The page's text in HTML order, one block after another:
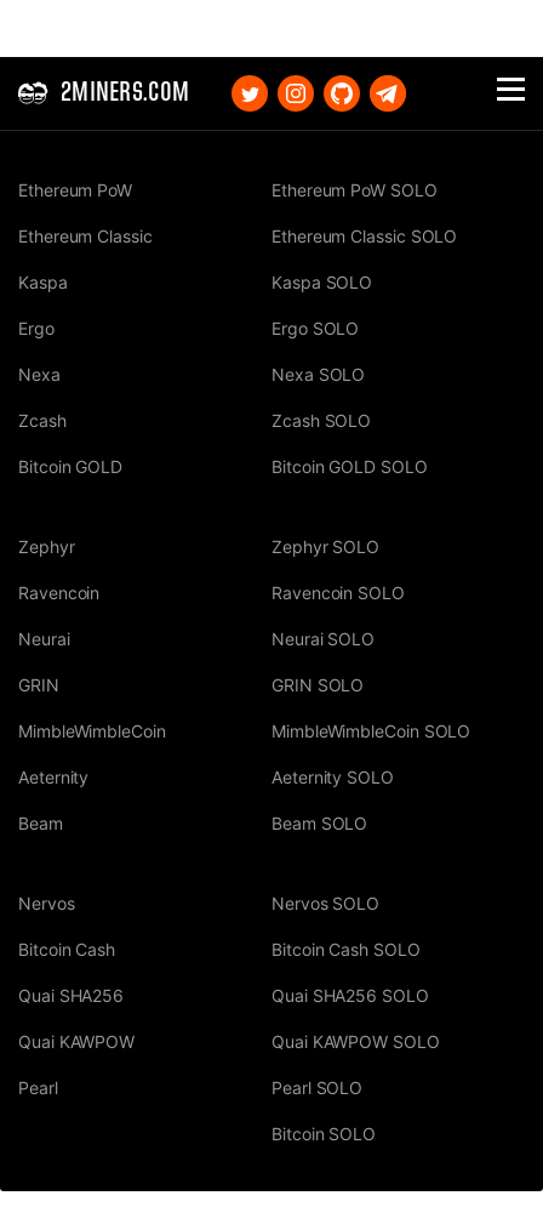
2MINERS.COM
Ethereum PoW
Ethereum Classic
Kaspa
Ergo
Nexa
Zcash
Bitcoin GOLD
Ethereum PoW SOLO
Ethereum Classic SOLO
Kaspa SOLO
Ergo SOLO
Nexa SOLO
Zcash SOLO
Bitcoin GOLD SOLO
Zephyr
Ravencoin
Neurai
GRIN
MimbleWimbleCoin
Aeternity
Beam
Zephyr SOLO
Ravencoin SOLO
Neurai SOLO
GRIN SOLO
MimbleWimbleCoin SOLO
Aeternity SOLO
Beam SOLO
Nervos
Bitcoin Cash
Quai SHA256
Quai KAWPOW
Pearl
Nervos SOLO
Bitcoin Cash SOLO
Quai SHA256 SOLO
Quai KAWPOW SOLO
Pearl SOLO
Bitcoin SOLO